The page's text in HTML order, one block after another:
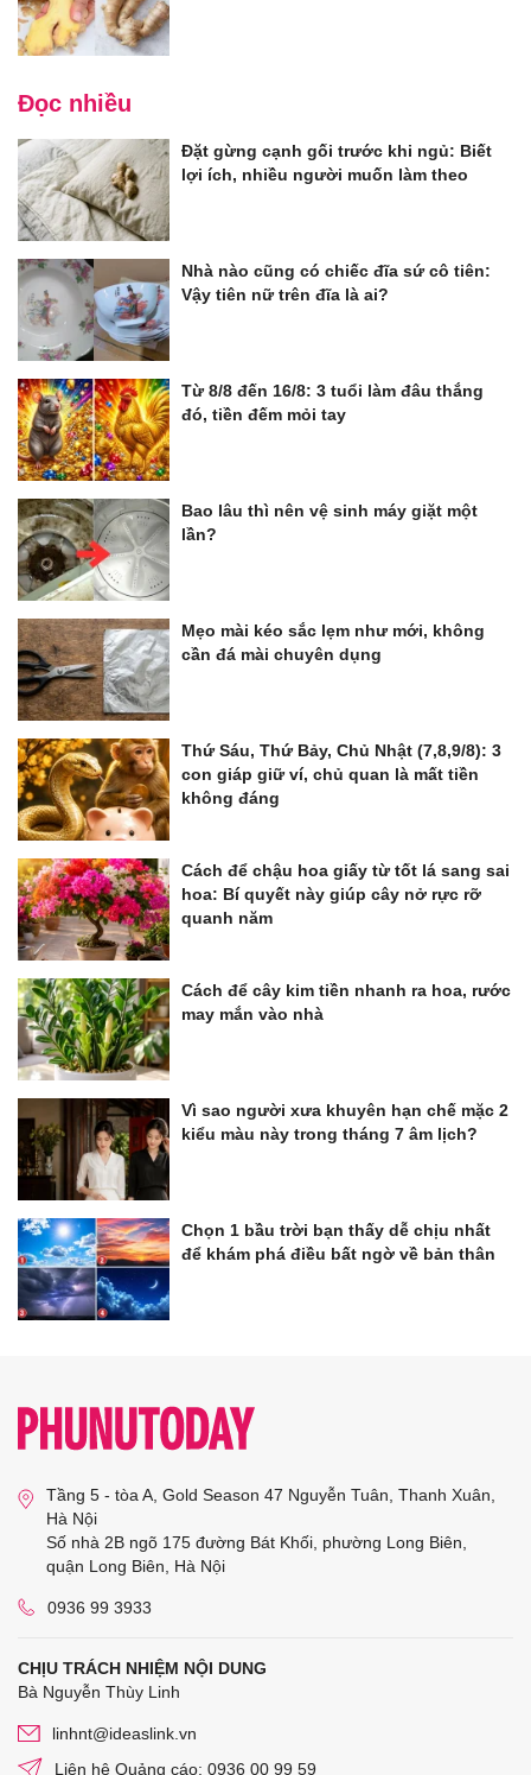
Đọc nhiều
Đặt gừng cạnh gối trước khi ngủ: Biết
lợi ích, nhiều người muốn làm theo
Nhà nào cũng có chiếc đĩa sứ cô tiên:
Vậy tiên nữ trên đĩa là ai?
Từ 8/8 đến 16/8: 3 tuổi làm đâu thắng
đó, tiền đếm mỏi tay
Bao lâu thì nên vệ sinh máy giặt một
lần?
Mẹo mài kéo sắc lẹm như mới, không
cần đá mài chuyên dụng
Thứ Sáu, Thứ Bảy, Chủ Nhật (7,8,9/8): 3
con giáp giữ ví, chủ quan là mất tiền
không đáng
Cách để chậu hoa giấy từ tốt lá sang sai
hoa: Bí quyết này giúp cây nở rực rỡ
quanh năm
Cách để cây kim tiền nhanh ra hoa, rước
may mắn vào nhà
Vì sao người xưa khuyên hạn chế mặc 2
kiểu màu này trong tháng 7 âm lịch?
Chọn 1 bầu trời bạn thấy dễ chịu nhất
để khám phá điều bất ngờ về bản thân
Tầng 5 - tòa A, Gold Season 47 Nguyễn Tuân, Thanh Xuân,
Hà Nội
Số nhà 2B ngõ 175 đường Bát Khối, phường Long Biên,
quận Long Biên, Hà Nội
0936 99 3933
CHỊU TRÁCH NHIỆM NỘI DUNG
Bà Nguyễn Thùy Linh
linhnt@ideaslink.vn
Liên hệ Quảng cáo: 0936 00 99 59